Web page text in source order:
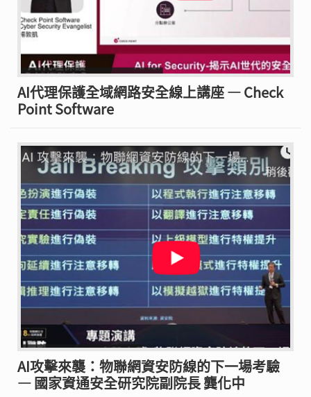
AI代理保護全域網路安全線上講座 — Check
Point Software
AI攻擊來襲：物聯網資安防線的下一場考驗
— 國家資通安全研究院副院長 龔化中